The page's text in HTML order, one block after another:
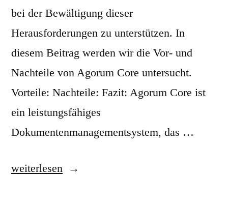
bei der Bewältigung dieser
Herausforderungen zu unterstützen. In
diesem Beitrag werden wir die Vor- und
Nachteile von Agorum Core untersucht.
Vorteile: Nachteile: Fazit: Agorum Core ist
ein leistungsfähiges
Dokumentenmanagementsystem, das …
„
weiterlesen